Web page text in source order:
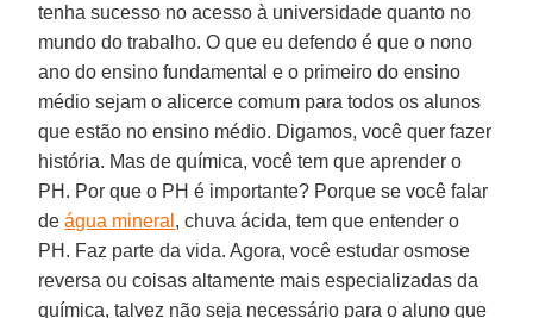
tenha sucesso no acesso à universidade quanto no
mundo do trabalho. O que eu defendo é que o nono
ano do ensino fundamental e o primeiro do ensino
médio sejam o alicerce comum para todos os alunos
que estão no ensino médio. Digamos, você quer fazer
história. Mas de química, você tem que aprender o
PH. Por que o PH é importante? Porque se você falar
deágua mineral , chuva ácida, tem que entender o
PH. Faz parte da vida. Agora, você estudar osmose
reversa ou coisas altamente mais especializadas da
química, talvez não seja necessário para o aluno que